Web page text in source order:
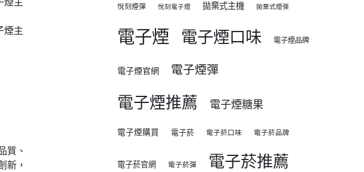
質、
新，
悅刻煙彈 悅刻電子煙 拋棄式主機 拋棄式煙彈
電子煙 電子煙口味 電子煙品牌
電子煙官網 電子煙彈
電子煙推薦 電子煙糖果
電子煙購買 電子菸 電子菸口味 電子菸品牌
電子菸官網 電子菸彈 電子菸推薦